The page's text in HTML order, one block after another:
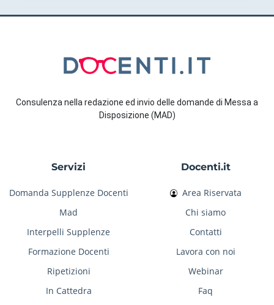
Consulenza nella redazione ed invio delle domande di Messa a
Disposizione (MAD)
Servizi
Domanda Supplenze Docenti
Mad
Interpelli Supplenze
Formazione Docenti
Ripetizioni
In Cattedra
Docenti.it
Area Riservata
Chi siamo
Contatti
Lavora con noi
Webinar
Faq